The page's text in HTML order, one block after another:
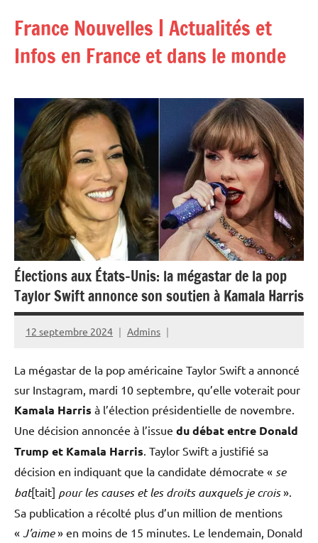
contenu
France Nouvelles | Actualités et
Infos en France et dans le monde
Élections aux États-Unis: la mégastar de la pop
Taylor Swift annonce son soutien à Kamala Harris
12 septembre 2024 Admins
La mégastar de la pop américaine Taylor Swift a annoncé
sur Instagram, mardi 10 septembre, qu’elle voterait pour
Kamala Harris à l’élection présidentielle de novembre.
Une décision annoncée à l’issue du débat entre Donald
Trump et Kamala Harris . Taylor Swift a justifié sa
décision en indiquant que la candidate démocrate « se
bat[tait] pour les causes et les droits auxquels je crois».
Sa publication a récolté plus d’un million de mentions
« J’aime» en moins de 15 minutes. Le lendemain, Donald